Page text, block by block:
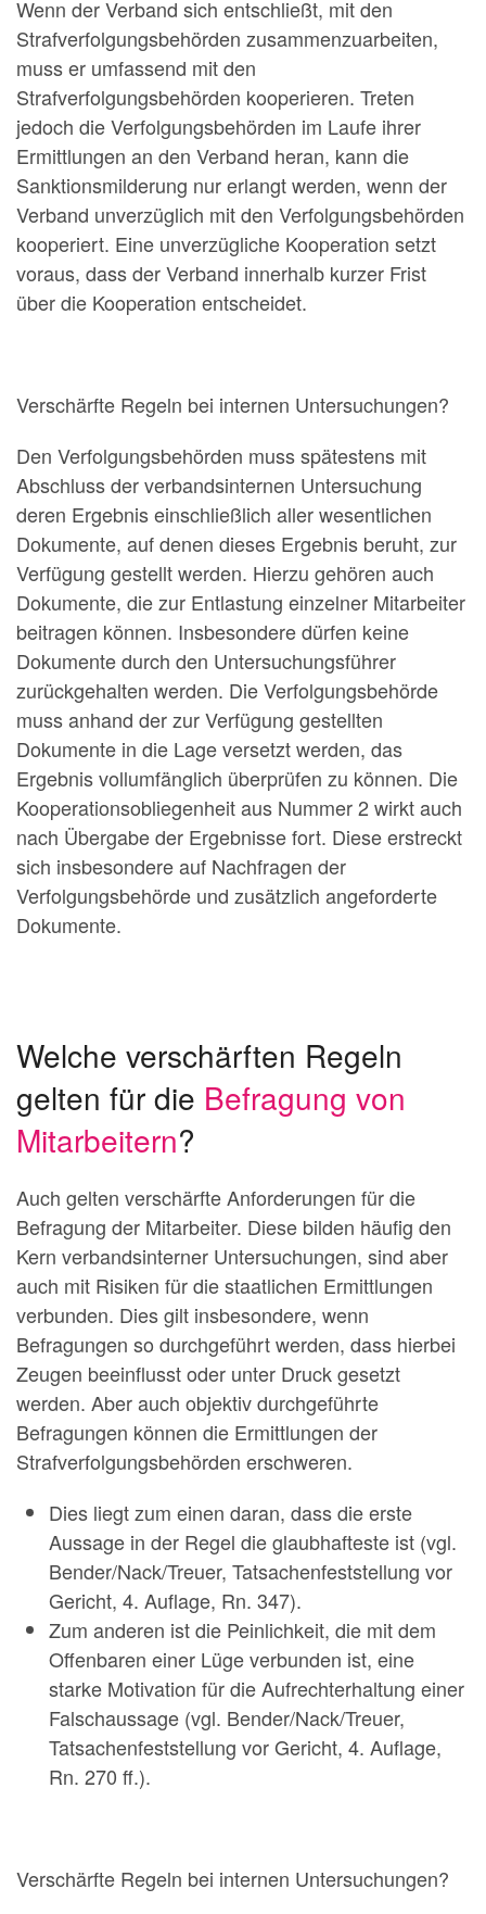
Wenn der Verband sich entschließt, mit den
Strafverfolgungsbehörden zusammenzuarbeiten,
muss er umfassend mit den
Strafverfolgungsbehörden kooperieren. Treten
jedoch die Verfolgungsbehörden im Laufe ihrer
Ermittlungen an den Verband heran, kann die
Sanktionsmilderung nur erlangt werden, wenn der
Verband unverzüglich mit den Verfolgungsbehörden
kooperiert. Eine unverzügliche Kooperation setzt
voraus, dass der Verband innerhalb kurzer Frist
über die Kooperation entscheidet.
Verschärfte Regeln bei internen Untersuchungen?
Den Verfolgungsbehörden muss spätestens mit
Abschluss der verbandsinternen Untersuchung
deren Ergebnis einschließlich aller wesentlichen
Dokumente, auf denen dieses Ergebnis beruht, zur
Verfügung gestellt werden. Hierzu gehören auch
Dokumente, die zur Entlastung einzelner Mitarbeiter
beitragen können. Insbesondere dürfen keine
Dokumente durch den Untersuchungsführer
zurückgehalten werden. Die Verfolgungsbehörde
muss anhand der zur Verfügung gestellten
Dokumente in die Lage versetzt werden, das
Ergebnis vollumfänglich überprüfen zu können. Die
Kooperationsobliegenheit aus Nummer 2 wirkt auch
nach Übergabe der Ergebnisse fort. Diese erstreckt
sich insbesondere auf Nachfragen der
Verfolgungsbehörde und zusätzlich angeforderte
Dokumente.
Welche verschärften Regeln
gelten für die Befragung von
Mitarbeitern?
Auch gelten verschärfte Anforderungen für die
Befragung der Mitarbeiter. Diese bilden häufig den
Kern verbandsinterner Untersuchungen, sind aber
auch mit Risiken für die staatlichen Ermittlungen
verbunden. Dies gilt insbesondere, wenn
Befragungen so durchgeführt werden, dass hierbei
Zeugen beeinflusst oder unter Druck gesetzt
werden. Aber auch objektiv durchgeführte
Befragungen können die Ermittlungen der
Strafverfolgungsbehörden erschweren.
Dies liegt zum einen daran, dass die erste
Aussage in der Regel die glaubhafteste ist (vgl.
Bender/Nack/Treuer, Tatsachenfeststellung vor
Gericht, 4. Auflage, Rn. 347).
Zum anderen ist die Peinlichkeit, die mit dem
Offenbaren einer Lüge verbunden ist, eine
starke Motivation für die Aufrechterhaltung einer
Falschaussage (vgl. Bender/Nack/Treuer,
Tatsachenfeststellung vor Gericht, 4. Auflage,
Rn. 270 ff.).
Verschärfte Regeln bei internen Untersuchungen?